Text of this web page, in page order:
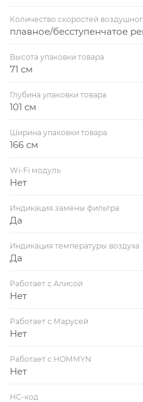
Количество скоростей
плавное/бесступенчатое
Высота упаковки товара
71 см
Глубина упаковки товара
101 см
Ширина упаковки товара
166 см
Wi-Fi модуль
Нет
Индикация замены фильтра
Да
Индикация температуры воздуха
Да
Работает с Алисой
Нет
Работает с Марусей
Нет
Работает с HOMMYN
Нет
НС-код